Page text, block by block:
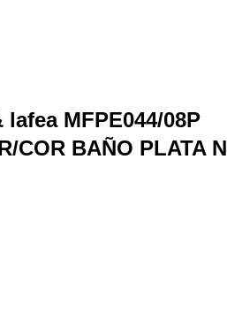
MFPE044/08P
COR BAÑO PLATA